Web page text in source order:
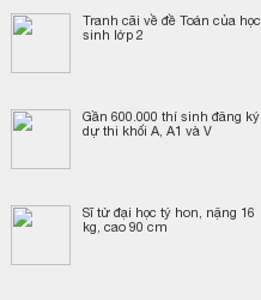
Tranh cãi về đề Toán của học
sinh lớp 2
Gần 600.000 thí sinh đăng ký
dự thi khối A, A1 và V
Sĩ tử đại học tý hon, nặng 16
kg, cao 90 cm